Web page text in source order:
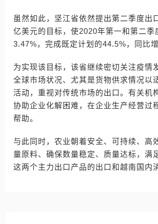
虽然如此，坚江省依然提出第二季度出
亿美元的目标，使2020年第一和第二季
3.47%，完成既定计划的44.5%，同比
为实现该目标，该省继续密切关注疫情
全球市场状况、尤其是货物供求情况以
活动，重视对传统市场的出口。有关机
协助企业化解困难，在企业生产经营过
帮助。
与此同时，农业朝着安全、可持续、高
量原料、确保数量稳定、质量达标，满
这两个主力出口产品的出口和越南国内